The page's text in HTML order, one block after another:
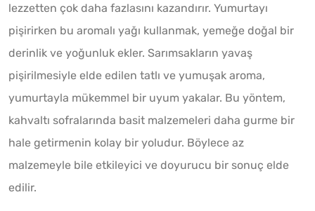
lezzetten çok daha fazlasını kazandırır. Yumurtayı
pişirirken bu aromalı yağı kullanmak, yemeğe doğal bir
derinlik ve yoğunluk ekler. Sarımsakların yavaş
pişirilmesiyle elde edilen tatlı ve yumuşak aroma,
yumurtayla mükemmel bir uyum yakalar. Bu yöntem,
kahvaltı sofralarında basit malzemeleri daha gurme bir
hale getirmenin kolay bir yoludur. Böylece az
malzemeyle bile etkileyici ve doyurucu bir sonuç elde
edilir.